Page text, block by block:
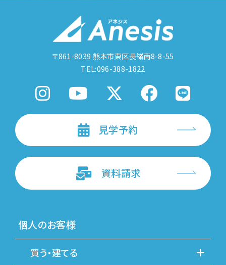
〒861-8039 熊本市東区長嶺南8-8-55
TEL:096-388-1822
見学予約
資料請求
個人のお客様
買う・建てる